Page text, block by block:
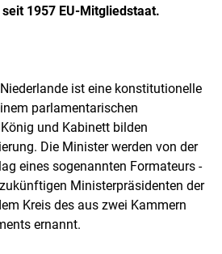
1957 EU-Mitgliedstaat.
ist eine konstitutionelle
parlamentarischen
und Kabinett bilden
Die Minister werden von der
eines sogenannten Formateurs -
Ministerpräsidenten der
Kreis des aus zwei Kammern
ernannt.